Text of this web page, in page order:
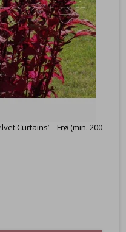
Curtains’ – Frø (min. 200